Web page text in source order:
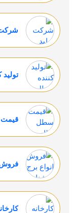
شرکت
قیمت
فروش